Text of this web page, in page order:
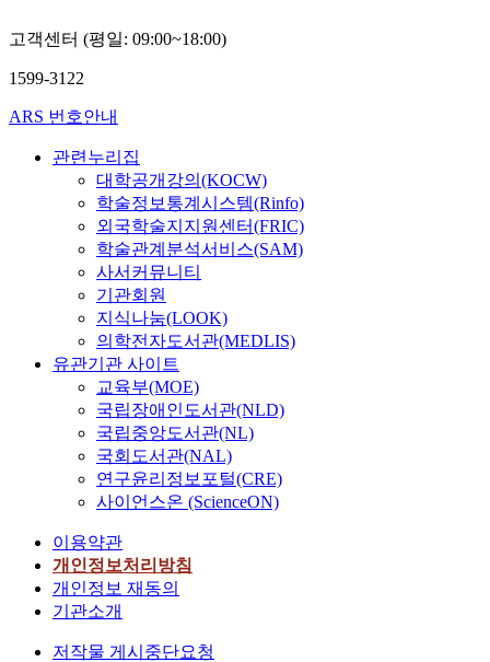
고객센터 (평일: 09:00~18:00)
1599-3122
ARS 번호안내
관련누리집
대학공개강의(KOCW)
학술정보통계시스템(Rinfo)
외국학술지지원센터(FRIC)
학술관계분석서비스(SAM)
사서커뮤니티
기관회원
지식나눔(LOOK)
의학전자도서관(MEDLIS)
유관기관 사이트
교육부(MOE)
국립장애인도서관(NLD)
국립중앙도서관(NL)
국회도서관(NAL)
연구윤리정보포털(CRE)
사이언스온 (ScienceON)
이용약관
개인정보처리방침
개인정보 재동의
기관소개
저작물 게시중단요청